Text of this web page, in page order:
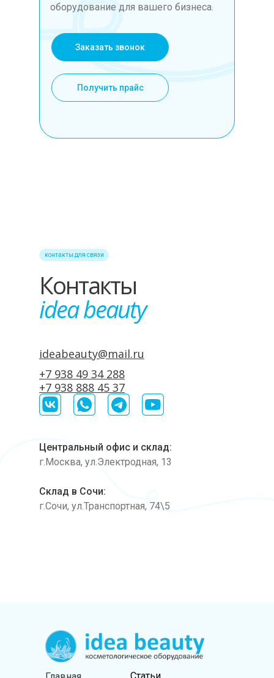
оборудование для вашего бизнеса.
Заказать звонок
Получить прайс
Контакты
idea beauty
контакты для связи
Центральный офис и склад:
г.Москва, ул.Электродная, 13
Cклад в Сочи:
г.Сочи, ул.Транспортная, 74\5
ideabeauty@mail.ru
+7 938 49 34 288
+7 938 888 45 37